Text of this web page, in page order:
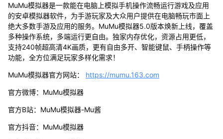
MuMu模拟器是一款能在电脑上模拟手机操作流畅运行游戏及应用
的安卓模拟器软件，为手游玩家及大众用户提供在电脑畅玩市面上
绝大多数手游及应用的服务。MuMu模拟器5.0版本焕新上线，覆盖
多种操作系统，多端运行更自由。独家内存优化，资源占用更低，
支持240帧超高清4K画质，更有自由多开、智能键鼠、手柄操作等
功能，全方位满足玩家多样化需求！
MuMu模拟器官方网站： https://mumu.163.com
官方微博：MuMu模拟器
官方B站：MuMu模拟器-Mu酱
官方抖音：MuMu模拟器